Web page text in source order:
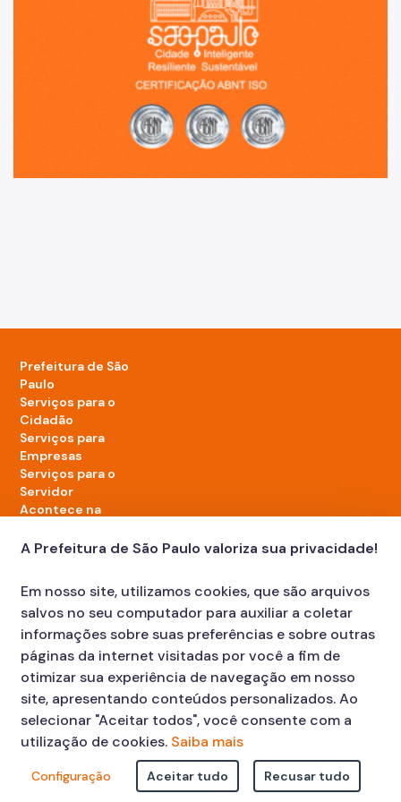
Prefeitura de São
Paulo
Serviços para o
Cidadão
Serviços para
Empresas
Serviços para o
Servidor
Acontece na
LinkedIn da Prefeitura de São Paulo
TikTok da Prefeitura de São Paulo
YouTube da Prefeitura de São Paulo
X da Prefeitura de São Paulo
Instagram da Prefeitura de São Paulo
Facebook da Prefeitura de São Paulo
Diário Oficial
Atendimento: Faça sua Solicitação
© COPYRIGHT 2023, Prefeitura Municipal de São Paulo Viaduto do
Cha, 15 - Centro - CEP: 01002-020
A Prefeitura de São Paulo valoriza sua privacidade!
Em nosso site, utilizamos cookies, que são arquivos
salvos no seu computador para auxiliar a coletar
informações sobre suas preferências e sobre outras
páginas da internet visitadas por você a fim de
otimizar sua experiência de navegação em nosso
site, apresentando conteúdos personalizados. Ao
selecionar "Aceitar todos", você consente com a
utilização de cookies. Saiba mais
Configuração Aceitar tudo Recusar tudo